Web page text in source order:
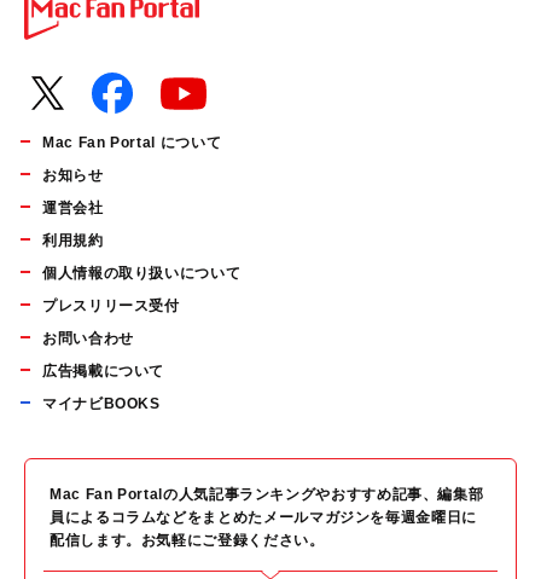
Mac Fan Portal について
お知らせ
運営会社
利用規約
個人情報の取り扱いについて
プレスリリース受付
お問い合わせ
広告掲載について
マイナビBOOKS
Mac Fan Portalの人気記事ランキングやおすすめ記事、編集部
員によるコラムなどをまとめたメールマガジンを毎週金曜日に
配信します。お気軽にご登録ください。